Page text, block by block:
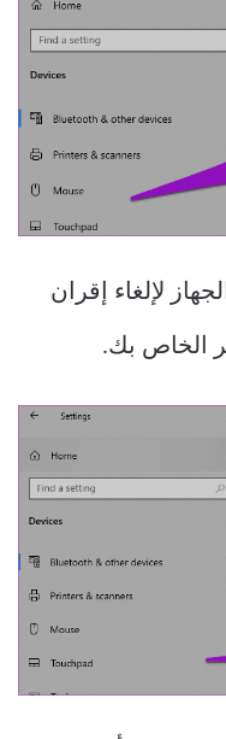
لإلغاء إقران
الخاص بك.